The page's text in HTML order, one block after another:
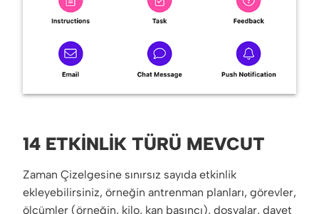
14 ETKINLIK TÜRÜ MEVCUT
Zaman Çizelgesine sınırsız sayıda etkinlik
ekleyebilirsiniz, örneğin antrenman planları, görevler,
ölçümler (örneğin, kilo, kan basıncı), dosyalar, davet